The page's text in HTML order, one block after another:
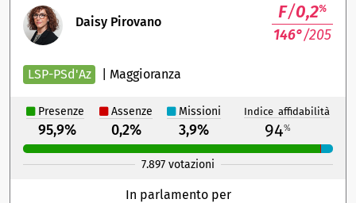
Daisy Pirovano F/0,2%
146°/205
LSP-PSd'Az Maggioranza
Presenze Assenze Missioni Indice affidabilità
95,9% 0,2% 3,9% 94%
7.897 votazioni
In parlamento per